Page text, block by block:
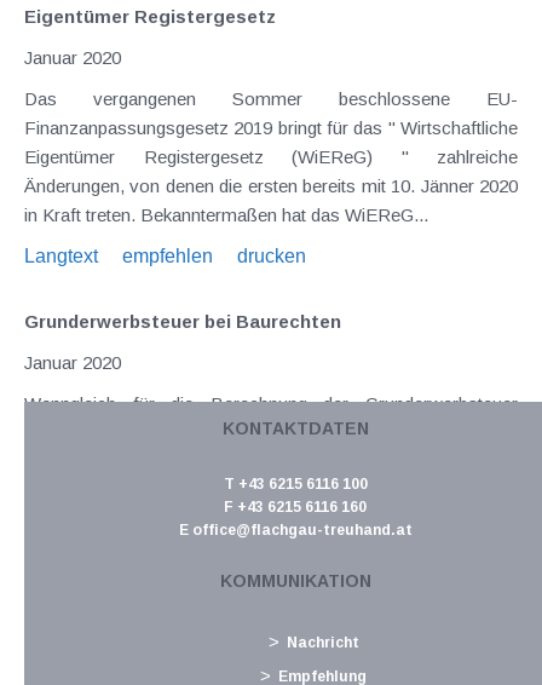
Eigentümer Registergesetz
Januar 2020
Das vergangenen Sommer beschlossene EU-
Finanzanpassungsgesetz 2019 bringt für das " Wirtschaftliche
Eigentümer Registergesetz (WiEReG) " zahlreiche
Änderungen, von denen die ersten bereits mit 10. Jänner 2020
in Kraft treten. Bekanntermaßen hat das WiEReG...
Langtext
empfehlen drucken
Grunderwerbsteuer bei Baurechten
Januar 2020
Wenngleich für die Berechnung der Grunderwerbsteuer
(GrESt) grundsätzlich der Wert der Gegenleistung (z.B. der
Grundstückswert als Mindestbemessungsgrundlage eine
wesentliche Bedeutung zu. Nicht zuletzt...
KONTAKTDATEN
T +43 6215 6116 100
F +43 6215 6116 160
E office@flachgau-treuhand.at
KOMMUNIKATION
Nachricht
Empfehlung